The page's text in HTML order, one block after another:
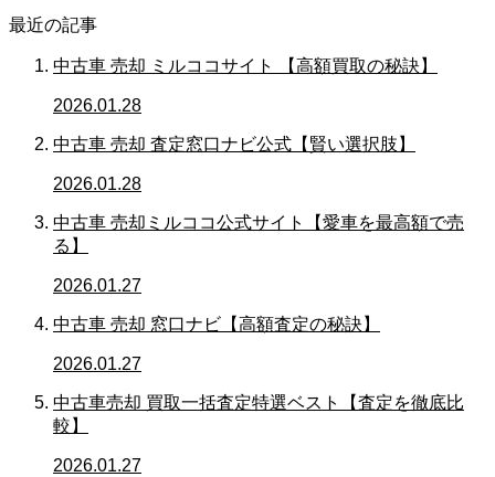
最近の記事
中古車 売却 ミルココサイト 【高額買取の秘訣】
2026.01.28
中古車 売却 査定窓口ナビ公式【賢い選択肢】
2026.01.28
中古車 売却ミルココ公式サイト【愛車を最高額で売
る】
2026.01.27
中古車 売却 窓口ナビ【高額査定の秘訣】
2026.01.27
中古車売却 買取一括査定特選ベスト【査定を徹底比
較】
2026.01.27